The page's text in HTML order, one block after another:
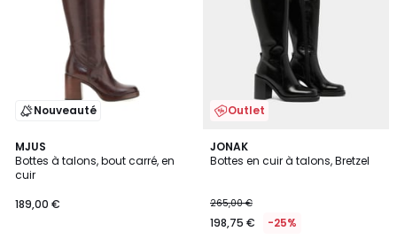
Nouveauté
MJUS
Bottes à talons, bout carré, en
cuir
189,00 €
2
Couleurs
Outlet
JONAK
Bottes en cuir à talons, Bretzel
265,00 €
198,75 € -25%
5
/